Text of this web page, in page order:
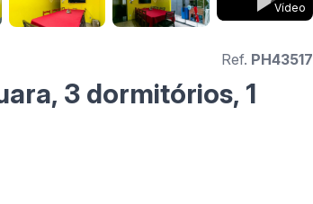
Vídeo
Ref. PH43517
3 dormitórios, 1